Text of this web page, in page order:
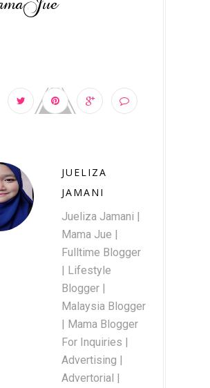
JUELIZA
JAMANI
Jueliza Jamani |
Mama Jue |
Fulltime Blogger
| Lifestyle
Blogger |
Malaysia Blogger
| Mama Blogger
For Inquiries |
Advertising |
Advertorial |